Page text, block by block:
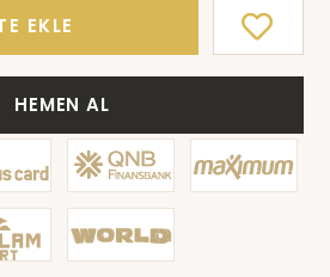
EKLE
HEMEN AL